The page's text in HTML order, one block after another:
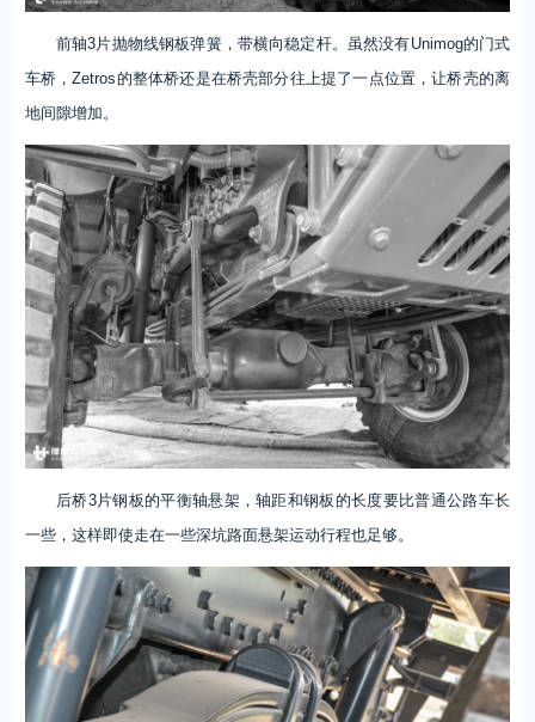
前轴3片抛物线钢板弹簧，带横向稳定杆。虽然没有Unimog的门式
车桥，Zetros的整体桥还是在桥壳部分往上提了一点位置，让桥壳的离
地间隙增加。
后桥3片钢板的平衡轴悬架，轴距和钢板的长度要比普通公路车长
一些，这样即使走在一些深坑路面悬架运动行程也足够。